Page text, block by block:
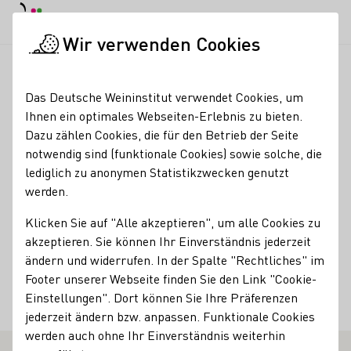
Weingut Andreas
Männle
Weinkultur seit 1919
Erzeugnisse
Sekt Traubensaft Brände / Destillate
Mitgliedschaften
Badischer Weinbauverband e.V.
Wir verwenden Cookies
Das Deutsche Weininstitut verwendet Cookies, um
Ihnen ein optimales Webseiten-Erlebnis zu bieten.
Dazu zählen Cookies, die für den Betrieb der Seite
notwendig sind (funktionale Cookies) sowie solche, die
lediglich zu anonymen Statistikzwecken genutzt
werden.
Klicken Sie auf "Alle akzeptieren", um alle Cookies zu
akzeptieren. Sie können Ihr Einverständnis jederzeit
ändern und widerrufen. In der Spalte "Rechtliches" im
Footer unserer Webseite finden Sie den Link "Cookie-
Einstellungen". Dort können Sie Ihre Präferenzen
jederzeit ändern bzw. anpassen. Funktionale Cookies
werden auch ohne Ihr Einverständnis weiterhin